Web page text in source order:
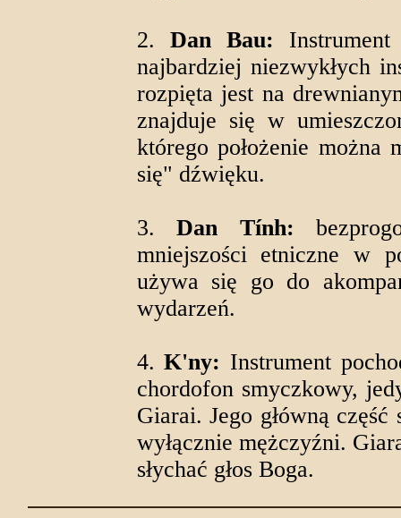
2. Dan Bau:
najbardziej niezwykłych
rozpięta jest na
znajduje się w
którego położenie można
się" dźwięku.
3.Dan Tính:
mniejszości etniczne w
używa się go do
wydarzeń.
4.K'ny: Instrument
chordofon smyczkowy,
Giarai. Jego główną
wyłącznie mężczyźni.
słychać głos Boga.